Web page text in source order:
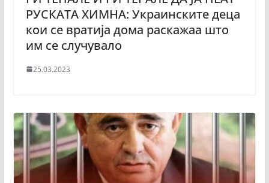
РУСКАТА ХИМНА: Украинските деца
кои се вратија дома раскажаа што
им се случувало
25.03.2023